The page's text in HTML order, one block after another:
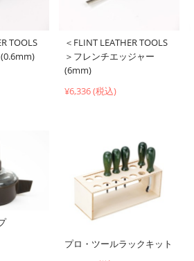
TOOLS
＜FLINT LEATHER TOOLS
＞フレンチエッジャー
(6mm)
¥6,336 (税込)
プロ・ツールラックキット